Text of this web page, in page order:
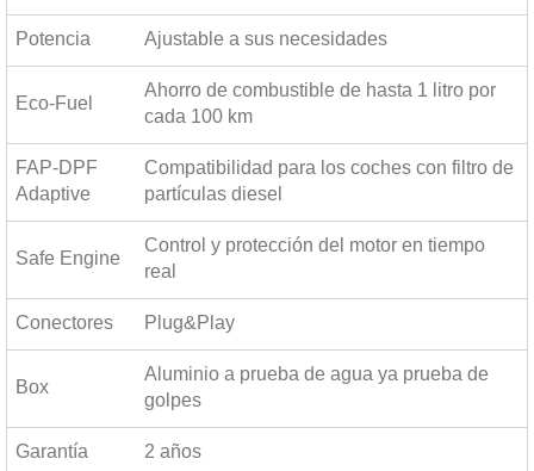
Potencia Ajustable a sus necesidades
Eco-Fuel
Ahorro de combustible de hasta 1 litro por
cada 100 km
FAP-DPF
Adaptive
Compatibilidad para los coches con filtro de
partículas diesel
Safe Engine
Control y protección del motor en tiempo
real
Conectores Plug&Play
Box
Aluminio a prueba de agua ya prueba de
golpes
Garantía 2 años